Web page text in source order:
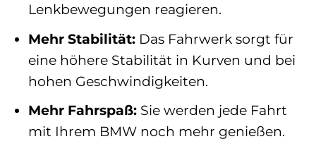
Lenkbewegungen reagieren.
Mehr Stabilität:Das Fahrwerk sorgt für
eine höhere Stabilität in Kurven und bei
hohen Geschwindigkeiten.
Mehr Fahrspaß:Sie werden jede Fahrt
mit Ihrem BMW noch mehr genießen.